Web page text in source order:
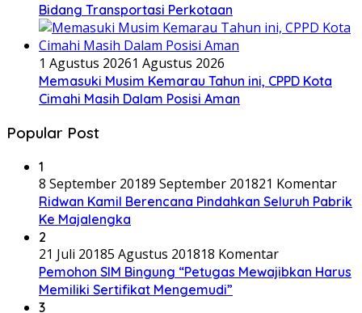
Bidang Transportasi Perkotaan
1 Agustus 20261 Agustus 2026
Memasuki Musim Kemarau Tahun ini, CPPD Kota
Cimahi Masih Dalam Posisi Aman
Popular Post
1
8 September 20189 September 201821 Komentar
Ridwan Kamil Berencana Pindahkan Seluruh Pabrik
Ke Majalengka
2
21 Juli 20185 Agustus 201818 Komentar
Pemohon SIM Bingung “Petugas Mewajibkan Harus
Memiliki Sertifikat Mengemudi”
3